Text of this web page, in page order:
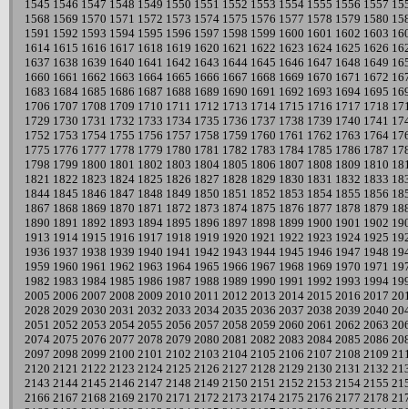
1545 1546 1547 1548 1549 1550 1551 1552 1553 1554 1555 1556 1557
1568 1569 1570 1571 1572 1573 1574 1575 1576 1577 1578 1579 1580
1591 1592 1593 1594 1595 1596 1597 1598 1599 1600 1601 1602 1603
1614 1615 1616 1617 1618 1619 1620 1621 1622 1623 1624 1625 1626
1637 1638 1639 1640 1641 1642 1643 1644 1645 1646 1647 1648 1649
1660 1661 1662 1663 1664 1665 1666 1667 1668 1669 1670 1671 1672
1683 1684 1685 1686 1687 1688 1689 1690 1691 1692 1693 1694 1695
1706 1707 1708 1709 1710 1711 1712 1713 1714 1715 1716 1717 1718
1729 1730 1731 1732 1733 1734 1735 1736 1737 1738 1739 1740 1741
1752 1753 1754 1755 1756 1757 1758 1759 1760 1761 1762 1763 1764
1775 1776 1777 1778 1779 1780 1781 1782 1783 1784 1785 1786 1787
1798 1799 1800 1801 1802 1803 1804 1805 1806 1807 1808 1809 1810
1821 1822 1823 1824 1825 1826 1827 1828 1829 1830 1831 1832 1833
1844 1845 1846 1847 1848 1849 1850 1851 1852 1853 1854 1855 1856
1867 1868 1869 1870 1871 1872 1873 1874 1875 1876 1877 1878 1879
1890 1891 1892 1893 1894 1895 1896 1897 1898 1899 1900 1901 1902
1913 1914 1915 1916 1917 1918 1919 1920 1921 1922 1923 1924 1925
1936 1937 1938 1939 1940 1941 1942 1943 1944 1945 1946 1947 1948
1959 1960 1961 1962 1963 1964 1965 1966 1967 1968 1969 1970 1971
1982 1983 1984 1985 1986 1987 1988 1989 1990 1991 1992 1993 1994
2005 2006 2007 2008 2009 2010 2011 2012 2013 2014 2015 2016 2017
2028 2029 2030 2031 2032 2033 2034 2035 2036 2037 2038 2039 2040
2051 2052 2053 2054 2055 2056 2057 2058 2059 2060 2061 2062 2063
2074 2075 2076 2077 2078 2079 2080 2081 2082 2083 2084 2085 2086
2097 2098 2099 2100 2101 2102 2103 2104 2105 2106 2107 2108 2109
2120 2121 2122 2123 2124 2125 2126 2127 2128 2129 2130 2131 2132
2143 2144 2145 2146 2147 2148 2149 2150 2151 2152 2153 2154 2155
2166 2167 2168 2169 2170 2171 2172 2173 2174 2175 2176 2177 2178